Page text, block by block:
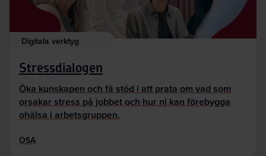
Digitala verktyg
Stressdialogen
Öka kunskapen och få stöd i att prata om vad som
orsakar stress på jobbet och hur ni kan förebygga
ohälsa i arbetsgruppen.
OSA